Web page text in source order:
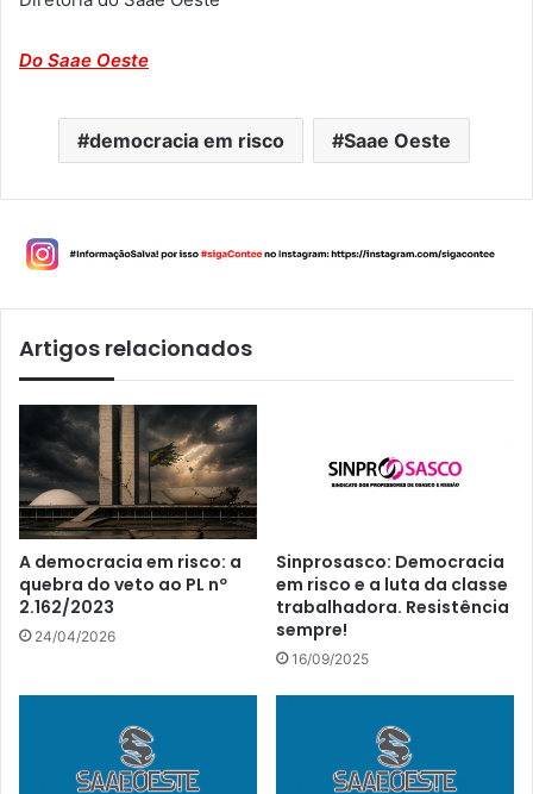
Do Saae Oeste
democracia em risco Saae Oeste
Artigos relacionados
A democracia em risco: a
quebra do veto ao PL nº
2.162/2023
24/04/2026
Sinprosasco: Democracia
em risco e a luta da classe
trabalhadora. Resistência
sempre!
16/09/2025